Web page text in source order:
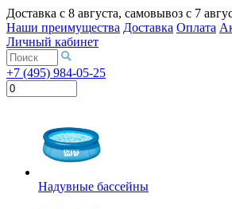
Доставка с 8 августа, самовывоз с 7
Наши преимущества Доставка Оплата
Личный кабинет
+7 (495) 984-05-25
Надувные бассейны